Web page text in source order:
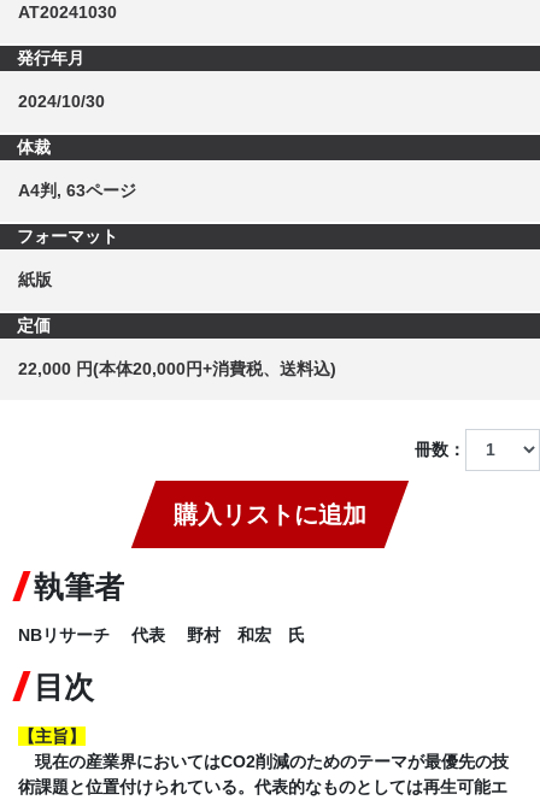
AT20241030
発行年月
2024/10/30
体裁
A4判, 63ページ
フォーマット
紙版
定価
22,000 円(本体20,000円+消費税、送料込)
冊数：
購入リストに追加
執筆者
NBリサーチ 代表 野村 和宏 氏
目次
【主旨】
現在の産業界においてはCO2削減のためのテーマが最優先の技
術課題と位置付けられている。代表的なものとしては再生可能エ